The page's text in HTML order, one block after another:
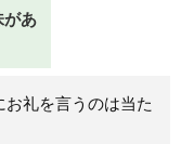
があ
礼を言うのは当た